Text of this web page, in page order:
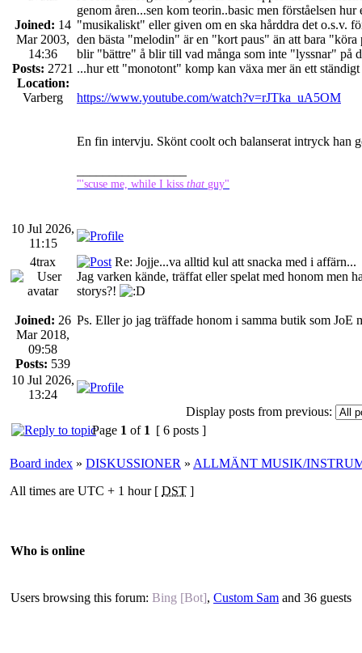
Joined: 14
Mar 2003,
14:36
Posts: 2721
Location:
Varberg
genom åren...sen kom teorin..basic men förståelsen
"musikaliskt" eller given om en ska hårddra det o.s.v.
den bästa "melodin" är en "kort paus" än att bara
blir "bättre" å blir till vad många som inte "lyssnar" på
...hur ett "monotont" komp kan växa mer än ett
https://www.youtube.com/watch?v=rJTka_uA5OM
En fin intervju. Skönt coolt och balanserat intryck han
"'scuse me, while I kiss that guy"
10 Jul 2026,
11:15
4trax
Joined: 26
Mar 2018,
09:58
Posts: 539
Re: Jojje...va alltid kul att snacka med i affärn...
Jag varken kände, träffat eller spelat med honom men
storys?!
Ps. Eller jo jag träffade honom i samma butik som JoE
10 Jul 2026,
13:24
Display posts from previous:
Page 1 of 1 [ 6 posts ]
Board index » DISKUSSIONER » ALLMÄNT MUSIK/
All times are UTC + 1 hour [ DST ]
Who is online
Users browsing this forum: Bing [Bot], Custom Sam and 36 guests